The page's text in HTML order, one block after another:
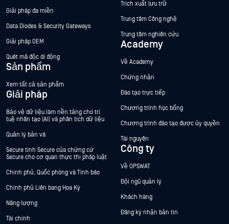
Giải pháp đa miền
Data Diodes & Security Gateways
Giải pháp OEM
Quét mã độc di động
Sản phẩm
Xem tất cả sản phẩm
Giải pháp
Bảo vệ dữ liệu làm nền tảng cho trí
tuệ nhân tạo (AI) và phân tích dữ liệu
Quản lý bản vá
Secure tính Secure của chứng cứ
Secure cho cơ quan thực thi pháp luật
Chính phủ, Quốc phòng và Tình báo
Chính phủ Liên bang Hoa Kỳ
Năng lượng
Tài chính
Trích xuất lưu trữ
Trung tâm Công nghệ
Trung tâm nghiên cứu
Academy
Về Academy
Chứng nhận
Đào tạo trực tiếp
Chương trình học bổng
Chương trình đào tạo được ủy quyền
Tài nguyên
Công ty
Về OPSWAT
Đội ngũ quản lý
Khách hàng
Đăng ký nhận bản tin